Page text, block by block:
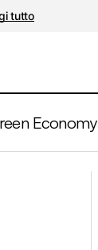
tutto
Economy